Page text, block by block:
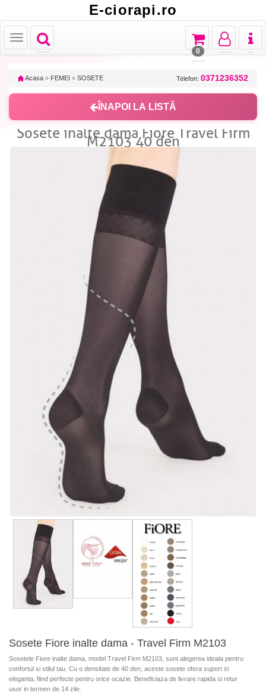
E-ciorapi.ro
Toggle
navigation
Toggle
Toggle
navigation
Toggle
navigation
Toggle
navigation
0
Acasa » FEMEI » SOSETE Telefon: 0371236352
ÎNAPOI LA LISTĂ
Sosete inalte dama Fiore Travel Firm
M2103 40 den
Sosete Fiore inalte dama - Travel Firm M2103
Sosetele Fiore inalte dama, model Travel Firm M2103, sunt alegerea ideala pentru
confortul si stilul tau. Cu o densitate de 40 den, aceste sosete ofera suport si
eleganta, fiind perfecte pentru orice ocazie. Beneficiaza de livrare rapida si retur
usor in termen de 14 zile.